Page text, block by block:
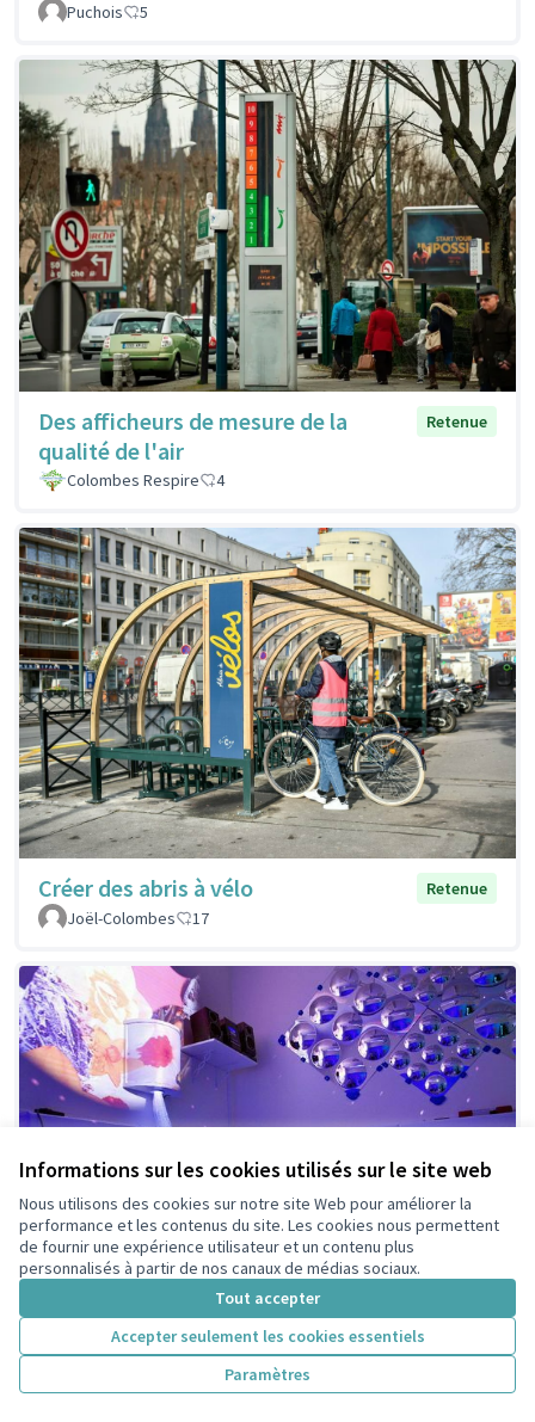
Informations sur les cookies utilisés sur le site web
Nous utilisons des cookies sur notre site Web pour améliorer la
performance et les contenus du site. Les cookies nous permettent
de fournir une expérience utilisateur et un contenu plus
personnalisés à partir de nos canaux de médias sociaux.
Tout accepter
Accepter seulement les cookies essentiels
Paramètres
Puchois 5
Des afficheurs de mesure de la
qualité de l'air
Retenue
Colombes Respire 4
Créer des abris à vélo
Retenue
Joël-Colombes
17
Création de plusieurs salles
Snoezelen